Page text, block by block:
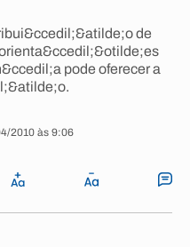
de
pode oferecer a
2010 às 9:06